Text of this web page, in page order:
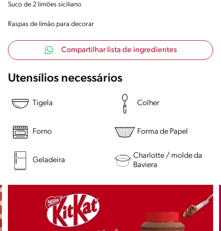
Suco de 2 limões siciliano
Raspas de limão para decorar
Compartilhar lista de ingredientes
Utensílios necessários
Tigela Colher
Forno Forma de Papel
Geladeira
Charlotte / molde da
Baviera